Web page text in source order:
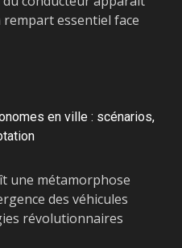
rempart essentiel face
en ville : scénarios,
une métamorphose
des véhicules
révolutionnaires